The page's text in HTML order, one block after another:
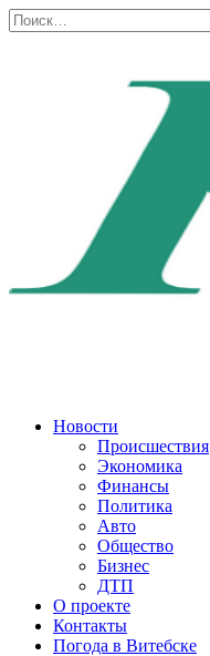
Перейти
к
Search
for:
Новости
Происшествия
Экономика
Финансы
Политика
Авто
Общество
Бизнес
ДТП
О проекте
Контакты
Погода в Витебске